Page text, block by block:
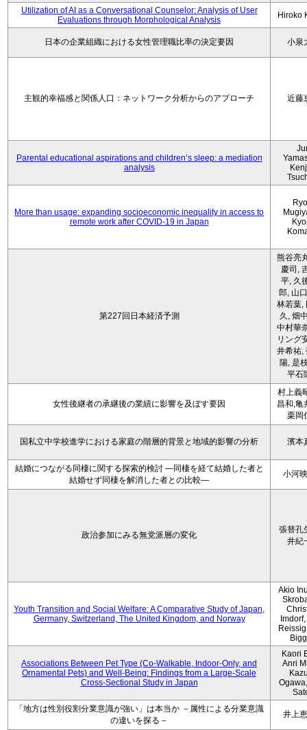
Utilization of AI as a Conversational Counselor: Analysis of User
Evaluations through Morphological Analysis
Hiroko
日本の企業組織における女性管理職比率の決定要因 小泉
主観的幸福感と関係人口：ネットワーク分析からのアプローチ 近藤
Parental educational aspirations and children’s sleep: a mediation
analysis
More than usage: expanding socioeconomic inequality in access to
remote work after COVID-19 in Japan
第227回日本経済予測
熊谷亮
慶司,
平, 久
郎, 山
林若葉,
久, 畑
中村華
リング
井希祐,
陽, 是
平石
女性後継者の承継後の業績に影響を及ぼす要因
村上義
昌和,亀
栗岡
国私立中学校進学における家庭の階層的背景と地域的影響の分析 濱本
結婚につながる同棲に関する探索的検討 ―同棲を経て結婚した者と
結婚せず同棲を解消した者との比較―
小河
政治参加にみる無党派層の変化
張替孔
井紀
Youth Transition and Social Welfare: A Comparative Study of Japan,
Germany, Switzerland, The United Kingdom, and Norway
Akio
Associations Between Pet Type (Co-Walkable, Indoor-Only, and
Ornamental Pets) and Well-Being: Findings from a Large-Scale
Cross-Sectional Study in Japan
Kaori
Anri
「地方は性別役割分業意識が強い」は本当か －属性による分業意識
の違いを探る－
井上